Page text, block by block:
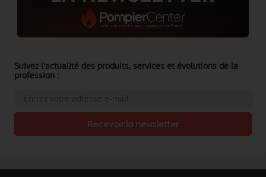
Suivez l'actualité des produits, services et évolutions de la
profession :
Recevoir la newsletter